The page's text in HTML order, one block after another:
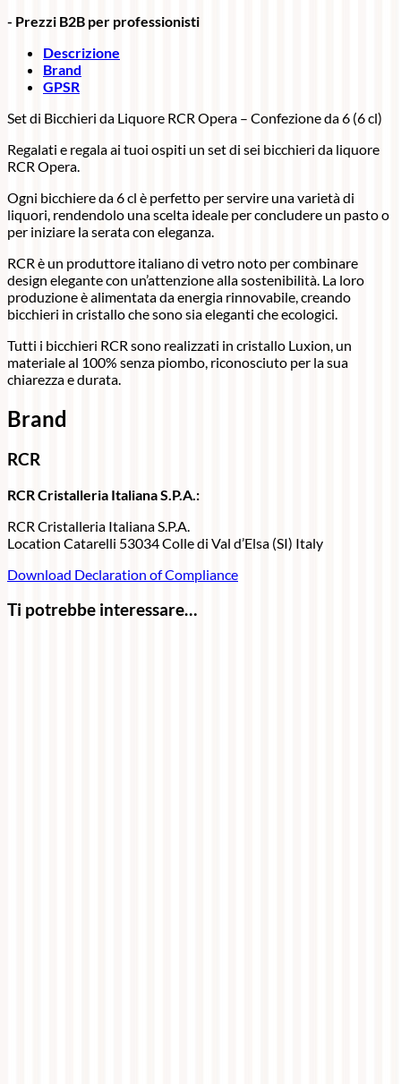
- Prezzi B2B per professionisti
Descrizione
Brand
GPSR
Set di Bicchieri da Liquore RCR Opera – Confezione da 6 (6 cl)
Regalati e regala ai tuoi ospiti un set di sei bicchieri da liquore
RCR Opera.
Ogni bicchiere da 6 cl è perfetto per servire una varietà di
liquori, rendendolo una scelta ideale per concludere un pasto o
per iniziare la serata con eleganza.
RCR è un produttore italiano di vetro noto per combinare
design elegante con un’attenzione alla sostenibilità. La loro
produzione è alimentata da energia rinnovabile, creando
bicchieri in cristallo che sono sia eleganti che ecologici.
Tutti i bicchieri RCR sono realizzati in cristallo Luxion, un
materiale al 100% senza piombo, riconosciuto per la sua
chiarezza e durata.
Brand
RCR
RCR Cristalleria Italiana S.P.A.:
RCR Cristalleria Italiana S.P.A.
Location Catarelli 53034 Colle di Val d’Elsa (SI) Italy
Download Declaration of Compliance
Ti potrebbe interessare…